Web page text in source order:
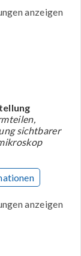
anzeigen
sichtbarer
anzeigen